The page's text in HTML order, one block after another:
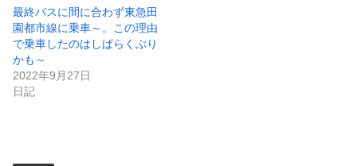
で
開
き
ま
す
最終バスに間に合わず東急田
園都市線に乗車～。この理由
で乗車したのはしばらくぶり
かも～
2022年9月27日
日記